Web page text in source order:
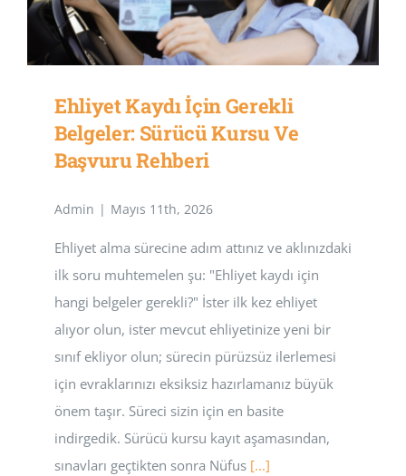
Ehliyet Kaydı İçin Gerekli
Belgeler: Sürücü Kursu Ve
Başvuru Rehberi
Admin | Mayıs 11th, 2026
Ehliyet alma sürecine adım attınız ve aklınızdaki
ilk soru muhtemelen şu: "Ehliyet kaydı için
hangi belgeler gerekli?" İster ilk kez ehliyet
alıyor olun, ister mevcut ehliyetinize yeni bir
sınıf ekliyor olun; sürecin pürüzsüz ilerlemesi
için evraklarınızı eksiksiz hazırlamanız büyük
önem taşır. Süreci sizin için en basite
indirgedik. Sürücü kursu kayıt aşamasından,
sınavları geçtikten sonra Nüfus[...]